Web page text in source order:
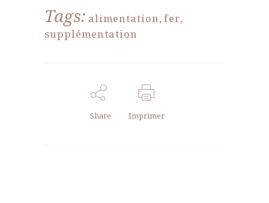
Tags: alimentation, fer,
supplémentation
Share Imprimer